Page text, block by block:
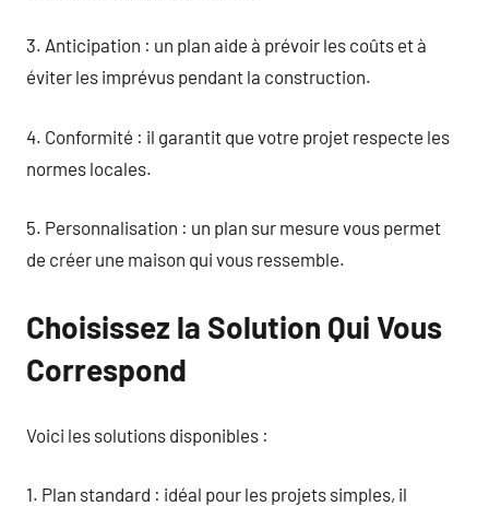
3. Anticipation : un plan aide à prévoir les coûts et à
éviter les imprévus pendant la construction.
4. Conformité : il garantit que votre projet respecte les
normes locales.
5. Personnalisation : un plan sur mesure vous permet
de créer une maison qui vous ressemble.
Choisissez la Solution Qui Vous
Correspond
Voici les solutions disponibles :
1. Plan standard : idéal pour les projets simples, il